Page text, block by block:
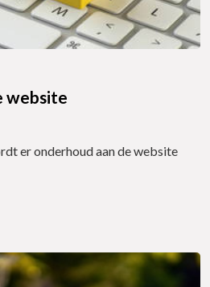
website
er onderhoud aan de website